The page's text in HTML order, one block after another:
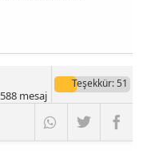
Teşekkür: 51
588mesaj